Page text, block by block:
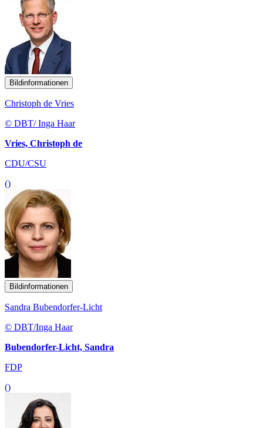
Bildinformationen
Christoph de Vries
© DBT/ Inga Haar
Vries, Christoph de
CDU/CSU
()
Bildinformationen
Sandra Bubendorfer-Licht
© DBT/Inga Haar
Bubendorfer-Licht, Sandra
FDP
()